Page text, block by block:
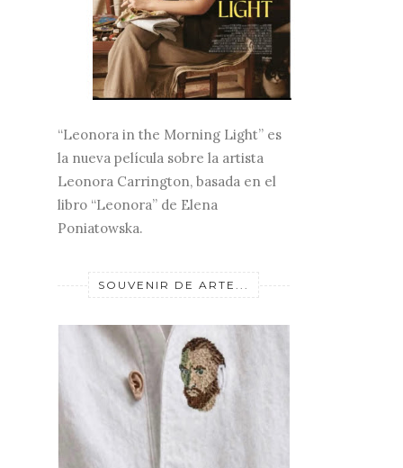
“Leonora in the Morning Light” es
la nueva película sobre la artista
Leonora Carrington, basada en el
libro “Leonora” de Elena
Poniatowska.
SOUVENIR DE ARTE...